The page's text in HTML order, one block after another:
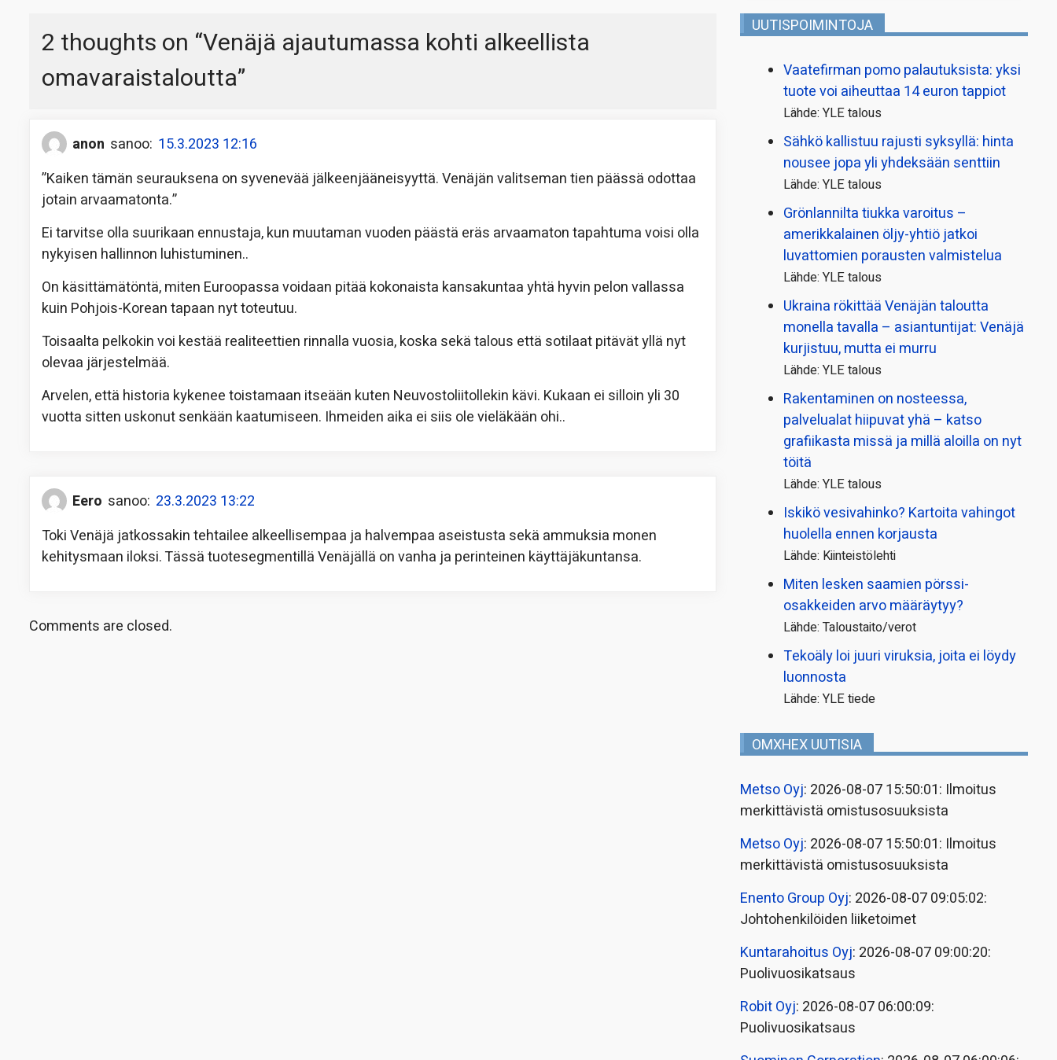
2 thoughts on “Venäjä ajautumassa kohti alkeellista
omavaraistaloutta”
anon sanoo: 15.3.2023 12:16
”Kaiken tämän seurauksena on syvenevää jälkeenjääneisyyttä. Venäjän valitseman tien päässä odottaa
jotain arvaamatonta.”
Ei tarvitse olla suurikaan ennustaja, kun muutaman vuoden päästä eräs arvaamaton tapahtuma voisi olla
nykyisen hallinnon luhistuminen..
On käsittämätöntä, miten Euroopassa voidaan pitää kokonaista kansakuntaa yhtä hyvin pelon vallassa
kuin Pohjois-Korean tapaan nyt toteutuu.
Toisaalta pelkokin voi kestää realiteettien rinnalla vuosia, koska sekä talous että sotilaat pitävät yllä nyt
olevaa järjestelmää.
Arvelen, että historia kykenee toistamaan itseään kuten Neuvostoliitollekin kävi. Kukaan ei silloin yli 30
vuotta sitten uskonut senkään kaatumiseen. Ihmeiden aika ei siis ole vieläkään ohi..
Eero sanoo: 23.3.2023 13:22
Toki Venäjä jatkossakin tehtailee alkeellisempaa ja halvempaa aseistusta sekä ammuksia monen
kehitysmaan iloksi. Tässä tuotesegmentillä Venäjällä on vanha ja perinteinen käyttäjäkuntansa.
Comments are closed.
UUTISPOIMINTOJA
Vaatefirman pomo palautuksista: yksi
tuote voi aiheuttaa 14 euron tappiot
Lähde: YLE talous
Sähkö kallistuu rajusti syksyllä: hinta
nousee jopa yli yhdeksään senttiin
Lähde: YLE talous
Grönlannilta tiukka varoitus –
amerikkalainen öljy-yhtiö jatkoi
luvattomien porausten valmistelua
Lähde: YLE talous
Ukraina rökittää Venäjän taloutta
monella tavalla – asiantuntijat: Venäjä
kurjistuu, mutta ei murru
Lähde: YLE talous
Rakentaminen on nosteessa,
palvelualat hiipuvat yhä – katso
grafiikasta missä ja millä aloilla on nyt
töitä
Lähde: YLE talous
Iskikö vesivahinko? Kartoita vahingot
huolella ennen korjausta
Lähde: Kiinteistölehti
Miten lesken saamien pörssi­
osakkeiden arvo määräytyy?
Lähde: Taloustaito/verot
Tekoäly loi juuri viruksia, joita ei löydy
luonnosta
Lähde: YLE tiede
OMXHEX UUTISIA
Metso Oyj: 2026-08-07 15:50:01: Ilmoitus
merkittävistä omistusosuuksista
Metso Oyj: 2026-08-07 15:50:01: Ilmoitus
merkittävistä omistusosuuksista
Enento Group Oyj: 2026-08-07 09:05:02:
Johtohenkilöiden liiketoimet
Kuntarahoitus Oyj: 2026-08-07 09:00:20:
Puolivuosikatsaus
Robit Oyj: 2026-08-07 06:00:09:
Puolivuosikatsaus